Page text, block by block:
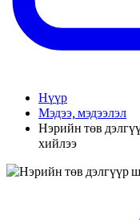
Нүүр
Мэдээ, мэдээлэл
Нэрийн төв
хийлээ